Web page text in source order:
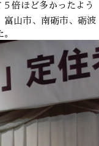
倍ほど多かったよう
富山市、南砺市、砺波